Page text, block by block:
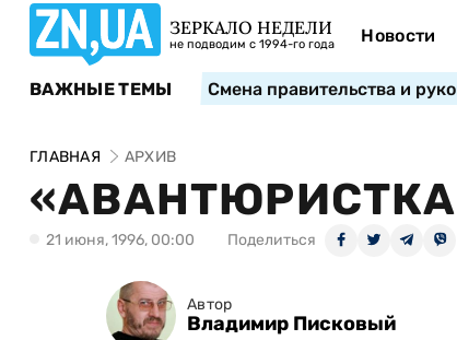
ЗЕРКАЛО НЕДЕЛИ
не подводим с 1994-го года Новости
ВАЖНЫЕ ТЕМЫ Смена правительства и
ГЛАВНАЯ АРХИВ
21 июня, 1996, 00:00 Поделиться
Автор
Владимир Писковый